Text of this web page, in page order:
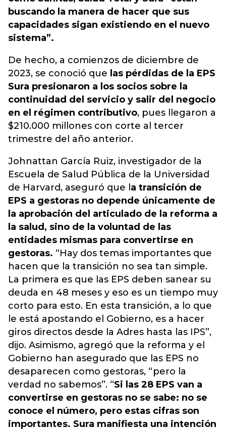
buscando la manera de hacer que sus
capacidades sigan existiendo en el nuevo
sistema”.
De hecho, a comienzos de diciembre de
2023, se conoció que las pérdidas de la EPS
Sura presionaron a los socios sobre la
continuidad del servicio y salir del negocio
en el régimen contributivo, pues llegaron a
$210.000 millones con corte al tercer
trimestre del año anterior.
Johnattan García Ruiz, investigador de la
Escuela de Salud Pública de la Universidad
de Harvard, aseguró que l a transición de
EPS a gestoras no depende únicamente de
la aprobación del articulado de la reforma a
la salud, sino de la voluntad de las
entidades mismas para convertirse en
gestoras. “Hay dos temas importantes que
hacen que la transición no sea tan simple.
La primera es que las EPS deben sanear su
deuda en 48 meses y eso es un tiempo muy
corto para esto. En esta transición, a lo que
le está apostando el Gobierno, es a hacer
giros directos desde la Adres hasta las IPS”,
dijo. Asimismo, agregó que la reforma y el
Gobierno han asegurado que las EPS no
desaparecen como gestoras, “pero la
verdad no sabemos”. “Si las 28 EPS van a
convertirse en gestoras no se sabe: no se
conoce el número, pero estas cifras son
importantes. Sura manifiesta una intención